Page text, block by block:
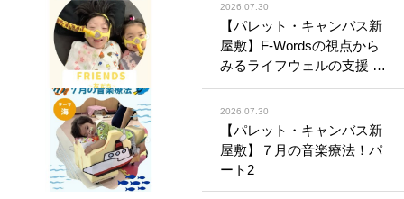
2026.07.30
【パレット・キャンバス新
屋敷】F-Wordsの視点から
みるライフウェルの支援 〜
Friends（友だち）〜
2026.07.30
【パレット・キャンバス新
屋敷】７月の音楽療法！パ
ート2